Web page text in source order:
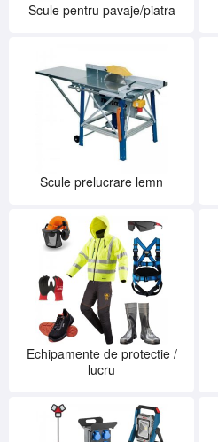
Scule pentru pavaje/piatra
Scule prelucrare lemn
Echipamente de protectie /
lucru